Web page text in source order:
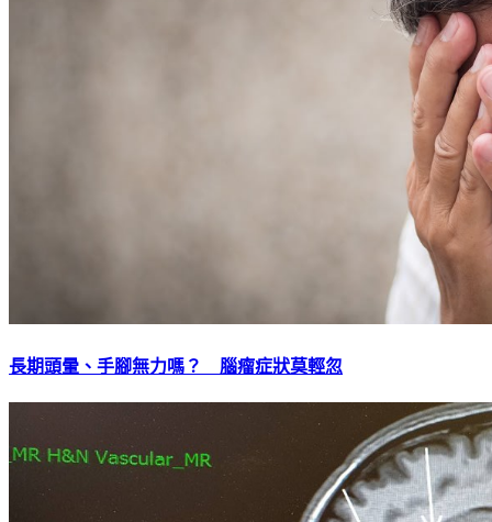
長期頭暈、手腳無力嗎？ 腦瘤症狀莫輕忽